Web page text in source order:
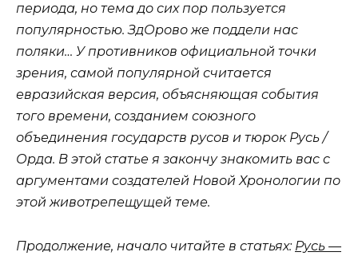
периода, но тема до сих пор пользуется
популярностью. ЗдОрово же поддели нас
поляки… У противников официальной точки
зрения, самой популярной считается
евразийская версия, объясняющая события
того времени, созданием союзного
объединения государств русов и тюрок Русь /
Орда. В этой статье я закончу знакомить вас с
аргументами создателей Новой Хронологии по
этой животрепещущей теме.
Продолжение, начало читайте в статьях: Русь —